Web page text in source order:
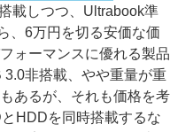
載しつつ、Ultrabook準
、6万円を切る安価な価
ォーマンスに優れる製品
非搭載、やや重量が重
あるが、それも価格を考
HDDを同時搭載するな